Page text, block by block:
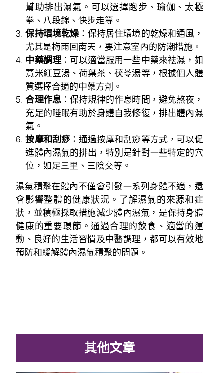
幫助排出濕氣。可以選擇跑步、瑜伽、太極
拳、八段錦、快步走等。
保持環境乾燥 ：保持居住環境的乾燥和通風，
尤其是梅雨回南天，要注意室內的防潮措施。
中藥調理 ：可以適當服用一些中藥來祛濕，如
薏米紅豆湯、荷葉茶、茯苓湯等，根據個人體
質選擇合適的中藥方劑。
合理作息 ：保持規律的作息時間，避免熬夜，
充足的睡眠有助於身體自我修復，排出體內濕
氣。
按摩和刮痧 ：通過按摩和刮痧等方式，可以促
進體內濕氣的排出，特別是針對一些特定的穴
位，如足三里 、三陰交等。
濕氣積聚在體內不僅會引發一系列身體不適，還
會影響整體的健康狀況。了解濕氣的來源和症
狀，並積極採取措施減少體內濕氣，是保持身體
健康的重要環節。通過合理的飲食、適當的運
動、良好的生活習慣及中醫調理，都可以有效地
預防和緩解體內濕氣積聚的問題。
其他文章